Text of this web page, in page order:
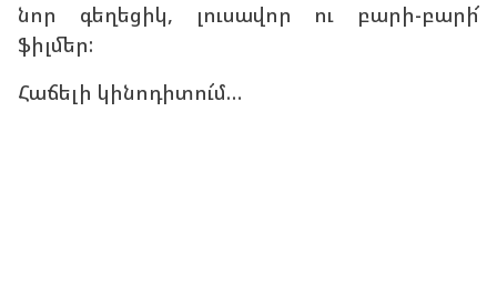
նոր գեղեցիկ, լուսավոր ու բարի-բարի՜
ֆիլմեր:
Հաճելի կինոդիտու՜մ…